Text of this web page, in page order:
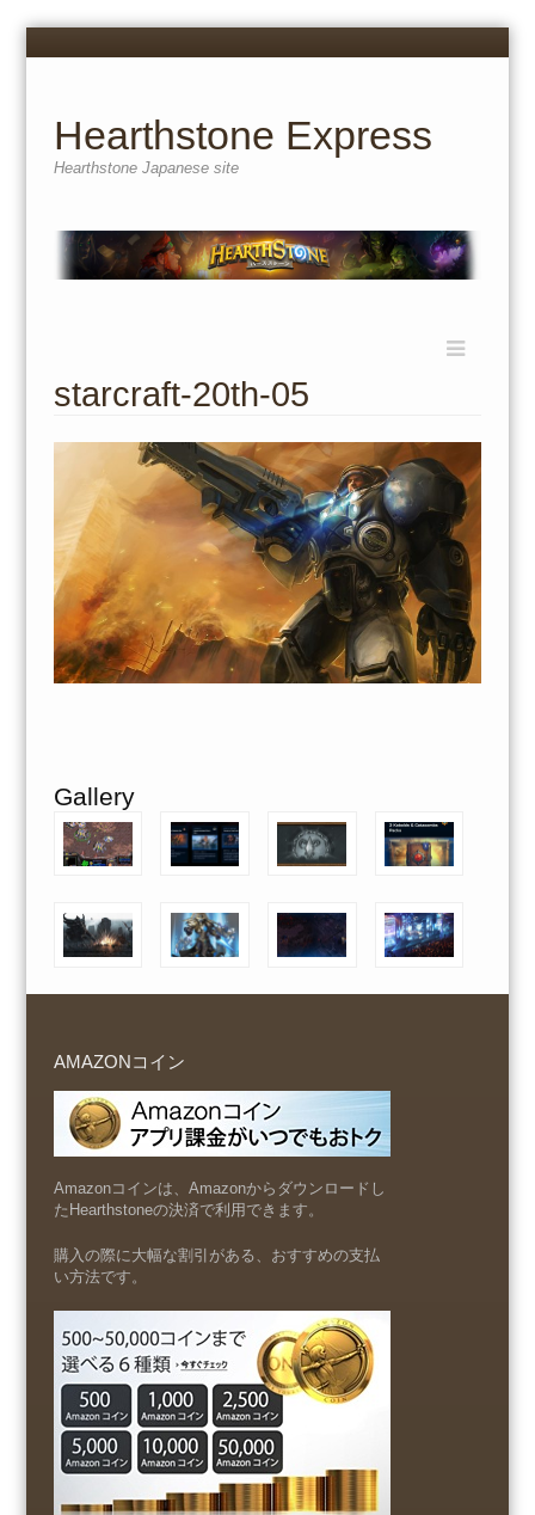
Menu
Hearthstone Express
Hearthstone Japanese site
content
starcraft-20th-05
Gallery
AMAZONコイン
Amazonコインは、Amazonからダウンロードし
たHearthstoneの決済で利用できます。
購入の際に大幅な割引がある、おすすめの支払
い方法です。